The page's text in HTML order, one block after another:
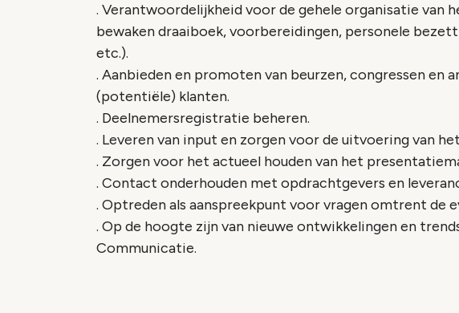
. Verantwoordelijkheid voor de gehele organisatie van
bewaken draaiboek, voorbereidingen, personele
etc.).
. Aanbieden en promoten van beurzen, congressen en
(potentiële) klanten.
. Deelnemersregistratie beheren.
. Leveren van input en zorgen voor de uitvoering van
. Zorgen voor het actueel houden van het
. Contact onderhouden met opdrachtgevers en
. Optreden als aanspreekpunt voor vragen omtrent de
. Op de hoogte zijn van nieuwe ontwikkelingen en
Communicatie.